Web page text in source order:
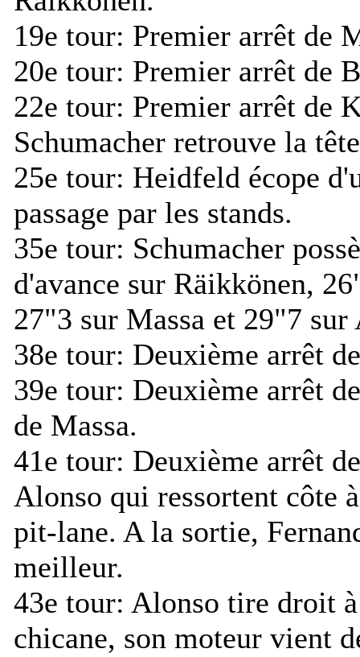
19e tour: Premier arrêt de
20e tour: Premier arrêt de
22e tour: Premier arrêt de
Schumacher retrouve la
25e tour: Heidfeld écope
passage par les stands.
35e tour: Schumacher
d'avance sur Räikkönen,
27"3 sur Massa et 29"7 sur
38e tour: Deuxième arrêt
39e tour: Deuxième arrêt
de Massa.
41e tour: Deuxième arrêt
Alonso qui ressortent côte
pit-lane. A la sortie,
meilleur.
43e tour: Alonso tire droit
chicane, son moteur vient